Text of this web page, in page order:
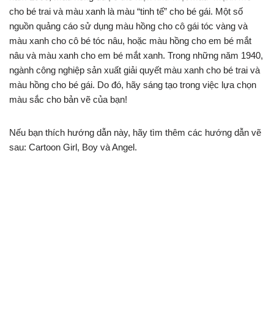
cho bé trai và màu xanh là màu “tinh tế” cho bé gái. Một số
nguồn quảng cáo sử dụng màu hồng cho cô gái tóc vàng và
màu xanh cho cô bé tóc nâu, hoặc màu hồng cho em bé mắt
nâu và màu xanh cho em bé mắt xanh. Trong những năm 1940,
ngành công nghiệp sản xuất giải quyết màu xanh cho bé trai và
màu hồng cho bé gái. Do đó, hãy sáng tạo trong việc lựa chọn
màu sắc cho bản vẽ của bạn!
Nếu bạn thích hướng dẫn này, hãy tìm thêm các hướng dẫn vẽ
sau: Cartoon Girl, Boy và Angel.